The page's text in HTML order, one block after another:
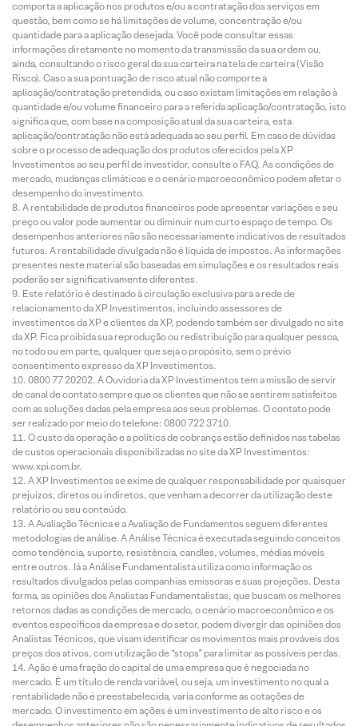
comporta a aplicação nos produtos e/ou a contratação dos serviços em
questão, bem como se há limitações de volume, concentração e/ou
quantidade para a aplicação desejada. Você pode consultar essas
informações diretamente no momento da transmissão da sua ordem ou,
ainda, consultando o risco geral da sua carteira na tela de carteira (Visão
Risco). Caso a sua pontuação de risco atual não comporte a
aplicação/contratação pretendida, ou caso existam limitações em relação à
quantidade e/ou volume financeiro para a referida aplicação/contratação, isto
significa que, com base na composição atual da sua carteira, esta
aplicação/contratação não está adequada ao seu perfil. Em caso de dúvidas
sobre o processo de adequação dos produtos oferecidos pela XP
Investimentos ao seu perfil de investidor, consulte o FAQ. As condições de
mercado, mudanças climáticas e o cenário macroeconômico podem afetar o
desempenho do investimento.
A rentabilidade de produtos financeiros pode apresentar variações e seu
preço ou valor pode aumentar ou diminuir num curto espaço de tempo. Os
desempenhos anteriores não são necessariamente indicativos de resultados
futuros. A rentabilidade divulgada não é líquida de impostos. As informações
presentes neste material são baseadas em simulações e os resultados reais
poderão ser significativamente diferentes.
Este relatório é destinado à circulação exclusiva para a rede de
relacionamento da XP Investimentos, incluindo assessores de
investimentos da XP e clientes da XP, podendo também ser divulgado no site
da XP. Fica proibida sua reprodução ou redistribuição para qualquer pessoa,
no todo ou em parte, qualquer que seja o propósito, sem o prévio
consentimento expresso da XP Investimentos.
0800 77 20202. A Ouvidoria da XP Investimentos tem a missão de servir
de canal de contato sempre que os clientes que não se sentirem satisfeitos
com as soluções dadas pela empresa aos seus problemas. O contato pode
ser realizado por meio do telefone: 0800 722 3710.
O custo da operação e a política de cobrança estão definidos nas tabelas
de custos operacionais disponibilizadas no site da XP Investimentos:
www.xpi.com.br.
A XP Investimentos se exime de qualquer responsabilidade por quaisquer
prejuízos, diretos ou indiretos, que venham a decorrer da utilização deste
relatório ou seu conteúdo.
A Avaliação Técnica e a Avaliação de Fundamentos seguem diferentes
metodologias de análise. A Análise Técnica é executada seguindo conceitos
como tendência, suporte, resistência, candles, volumes, médias móveis
entre outros. Já a Análise Fundamentalista utiliza como informação os
resultados divulgados pelas companhias emissoras e suas projeções. Desta
forma, as opiniões dos Analistas Fundamentalistas, que buscam os melhores
retornos dadas as condições de mercado, o cenário macroeconômico e os
eventos específicos da empresa e do setor, podem divergir das opiniões dos
Analistas Técnicos, que visam identificar os movimentos mais prováveis dos
preços dos ativos, com utilização de “stops” para limitar as possíveis perdas.
Ação é uma fração do capital de uma empresa que é negociada no
mercado. É um título de renda variável, ou seja, um investimento no qual a
rentabilidade não é preestabelecida, varia conforme as cotações de
mercado. O investimento em ações é um investimento de alto risco e os